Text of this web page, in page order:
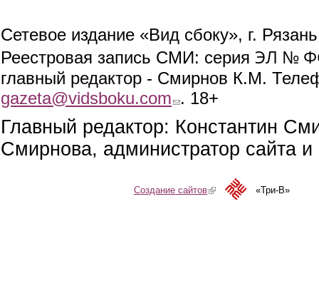
Сетевое издание «Вид сбоку», г.
Реестровая запись СМИ: серия ЭЛ №
главный редактор - Смирнов К.М.
gazeta@vidsboku.com (link sends e-mail)
. 18+
Главный редактор: Константин
Смирнова, администратор сайта
Создание сайтов(link is external)«Три-В»